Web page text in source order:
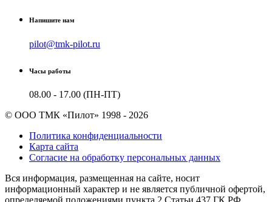
Напишите нам
pilot@tmk-pilot.ru
Часы работы
08.00 - 17.00 (ПН-ПТ)
© ООО ТМК «Пилот» 1998 - 2026
Политика конфиденциальности
Карта сайта
Согласие на обработку персональных данных
Вся информация, размещенная на сайте, носит
информационный характер и не является публичной офертой,